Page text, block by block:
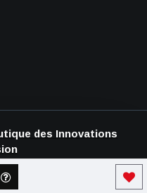
des Innovations